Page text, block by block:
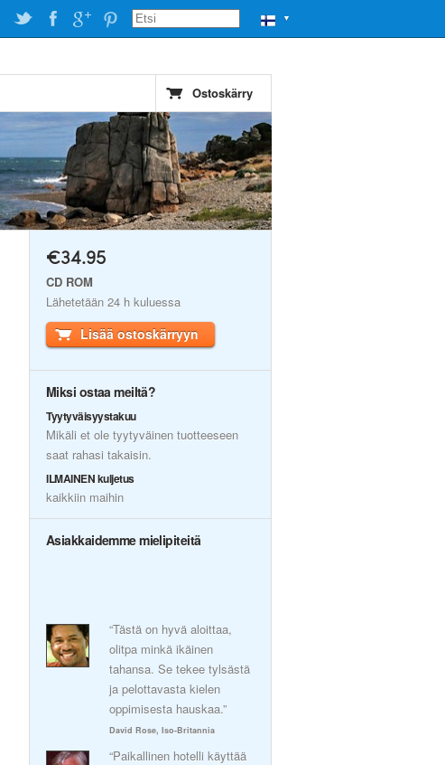
▼
Ostoskärry
€34.95
CD ROM
Lähetetään 24 h kuluessa
Lisää ostoskärryyn
Miksi ostaa meiltä?
Tyytyväisyystakuu
Mikäli et ole tyytyväinen tuotteeseen
saat rahasi takaisin.
ILMAINEN kuljetus
kaikkiin maihin
Asiakkaidemme mielipiteitä
“Tästä on hyvä aloittaa,
olitpa minkä ikäinen
tahansa. Se tekee tylsästä
ja pelottavasta kielen
oppimisesta hauskaa.”
David Rose, Iso-Britannia
“Paikallinen hotelli käyttää